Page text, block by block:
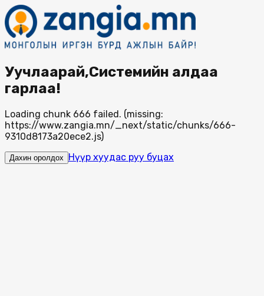
Уучлаарай,Системийн алдаа
гарлаа!
Loading chunk 666 failed. (missing:
https://www.zangia.mn/_next/static/chunks/666-
9310d8173a20ece2.js)
Дахин оролдох Нүүр хуудас руу буцах